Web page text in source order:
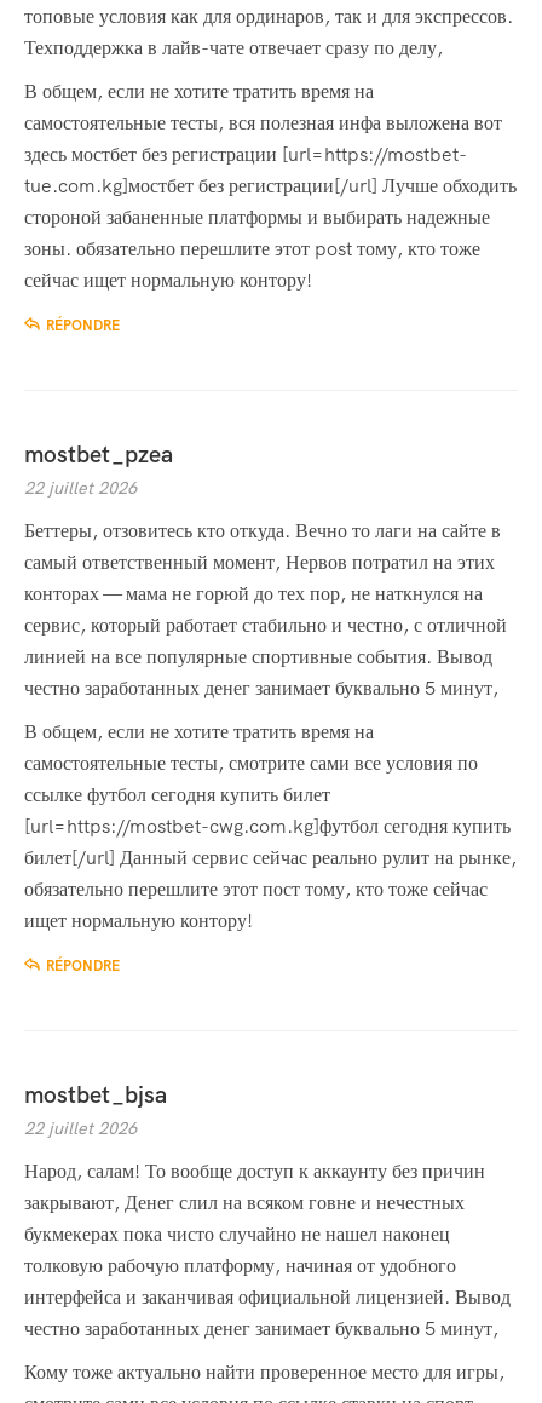
топовые условия как для ординаров, так и для экспрессов.
Техподдержка в лайв-чате отвечает сразу по делу,
В общем, если не хотите тратить время на
самостоятельные тесты, вся полезная инфа выложена вот
здесь мостбет без регистрации [url=https://mostbet-
tue.com.kg]мостбет без регистрации[/url] Лучше обходить
стороной забаненные платформы и выбирать надежные
зоны. обязательно перешлите этот post тому, кто тоже
сейчас ищет нормальную контору!
RÉPONDRE
mostbet_pzea
22 juillet 2026
Беттеры, отзовитесь кто откуда. Вечно то лаги на сайте в
самый ответственный момент, Нервов потратил на этих
конторах — мама не горюй до тех пор, не наткнулся на
сервис, который работает стабильно и честно, с отличной
линией на все популярные спортивные события. Вывод
честно заработанных денег занимает буквально 5 минут,
В общем, если не хотите тратить время на
самостоятельные тесты, смотрите сами все условия по
ссылке футбол сегодня купить билет
[url=https://mostbet-cwg.com.kg]футбол сегодня купить
билет[/url] Данный сервис сейчас реально рулит на рынке,
обязательно перешлите этот пост тому, кто тоже сейчас
ищет нормальную контору!
RÉPONDRE
mostbet_bjsa
22 juillet 2026
Народ, салам! То вообще доступ к аккаунту без причин
закрывают, Денег слил на всяком говне и нечестных
букмекерах пока чисто случайно не нашел наконец
толковую рабочую платформу, начиная от удобного
интерфейса и заканчивая официальной лицензией. Вывод
честно заработанных денег занимает буквально 5 минут,
Кому тоже актуально найти проверенное место для игры,